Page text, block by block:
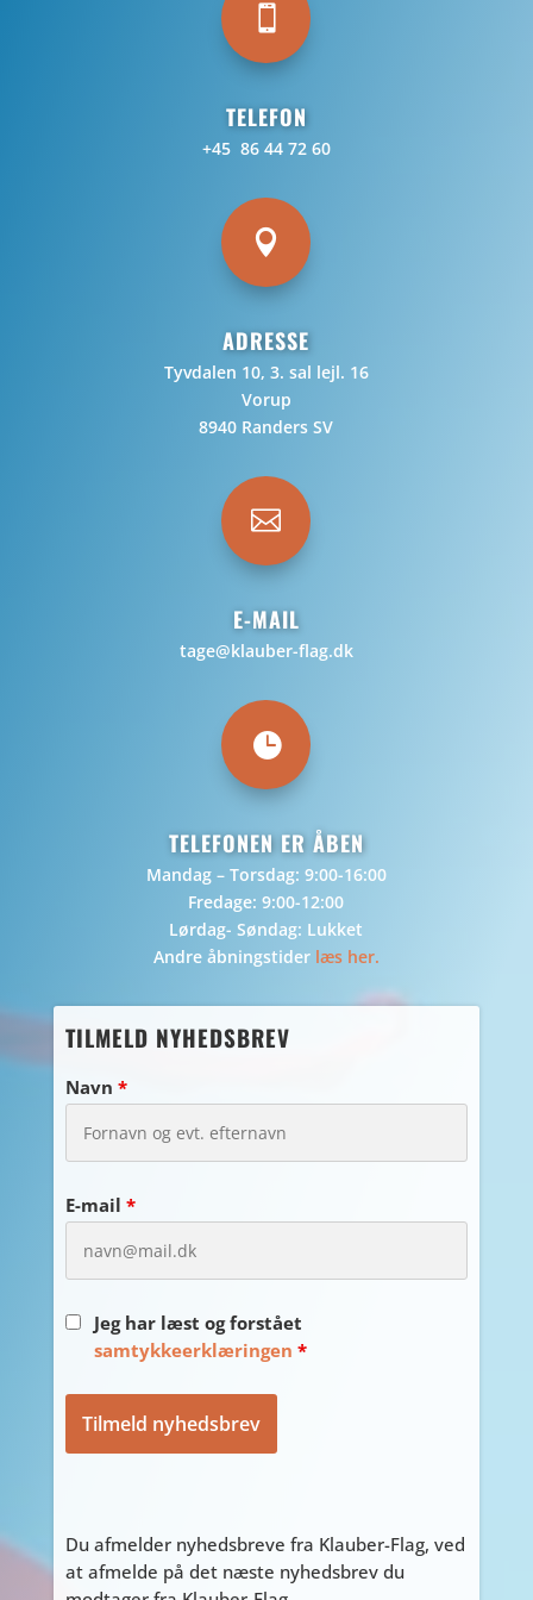
TELEFON
+45 86 44 72 60

ADRESSE
Tyvdalen 10, 3. sal lejl. 16
Vorup
8940 Randers SV

E-MAIL
tage@klauber-flag.dk

TELEFONEN ER ÅBEN
Mandag – Torsdag: 9:00-16:00
Fredage: 9:00-12:00
Lørdag- Søndag: Lukket
Andre åbningstider læs her.
TILMELD NYHEDSBREV
Navn *
E-mail *
Jeg har læst og forstået
samtykkeerklæringen *
Du afmelder nyhedsbreve fra Klauber-Flag, ved
at afmelde på det næste nyhedsbrev du